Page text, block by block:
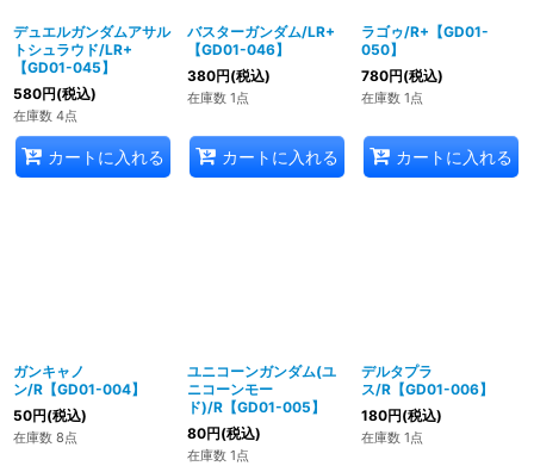
デュエルガンダムアサル
トシュラウド/LR+
【GD01-045】
580円(税込)
在庫数 4点
カートに入れる
バスターガンダム/LR+
【GD01-046】
380円(税込)
在庫数 1点
カートに入れる
ラゴゥ/R+【GD01-
050】
780円(税込)
在庫数 1点
カートに入れる
ガンキャノ
ン/R【GD01-004】
50円(税込)
在庫数 8点
ユニコーンガンダム(ユ
ニコーンモー
ド)/R【GD01-005】
80円(税込)
在庫数 1点
デルタプラ
ス/R【GD01-006】
180円(税込)
在庫数 1点